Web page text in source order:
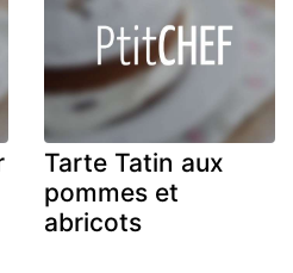
Tarte Tatin aux
pommes et
abricots